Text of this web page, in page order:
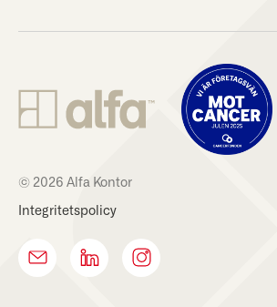
© 2026 Alfa Kontor
Integritetspolicy